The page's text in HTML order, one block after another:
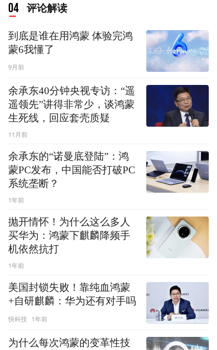
04 评论解读
到底是谁在用鸿蒙 体验完鸿
蒙6我懂了
9月前
余承东40分钟央视专访：“遥
遥领先”讲得非常少，谈鸿蒙
生死线，回应套壳质疑
11月前
余承东的“诺曼底登陆”：鸿
蒙PC发布，中国能否打破PC
系统垄断？
1年前
抛开情怀！为什么这么多人
买华为：鸿蒙下麒麟降频手
机依然抗打
1年前
美国封锁失败！靠纯血鸿蒙
+自研麒麟：华为还有对手吗
快科技 1年前
为什么每次鸿蒙的变革性技